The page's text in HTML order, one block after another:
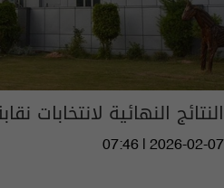
النتائج النهائية لانتخابات
07:46 | 2026-02-07